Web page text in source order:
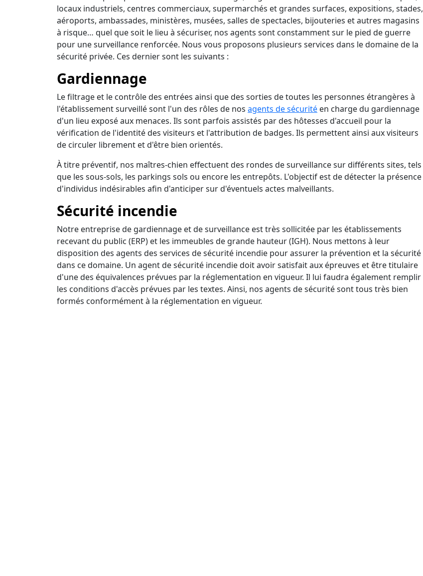
locaux industriels, centres commerciaux, supermarchés et grandes surfaces, expositions, stades,
aéroports, ambassades, ministères, musées, salles de spectacles, bijouteries et autres magasins
à risque… quel que soit le lieu à sécuriser, nos agents sont constamment sur le pied de guerre
pour une surveillance renforcée. Nous vous proposons plusieurs services dans le domaine de la
sécurité privée. Ces dernier sont les suivants :
Gardiennage
Le filtrage et le contrôle des entrées ainsi que des sorties de toutes les personnes étrangères à
l'établissement surveillé sont l'un des rôles de nos agents de sécurité en charge du gardiennage
d'un lieu exposé aux menaces. Ils sont parfois assistés par des hôtesses d'accueil pour la
vérification de l'identité des visiteurs et l'attribution de badges. Ils permettent ainsi aux visiteurs
de circuler librement et d'être bien orientés.
À titre préventif, nos maîtres-chien effectuent des rondes de surveillance sur différents sites, tels
que les sous-sols, les parkings sols ou encore les entrepôts. L'objectif est de détecter la présence
d'individus indésirables afin d'anticiper sur d'éventuels actes malveillants.
Sécurité incendie
Notre entreprise de gardiennage et de surveillance est très sollicitée par les établissements
recevant du public (ERP) et les immeubles de grande hauteur (IGH). Nous mettons à leur
disposition des agents des services de sécurité incendie pour assurer la prévention et la sécurité
dans ce domaine. Un agent de sécurité incendie doit avoir satisfait aux épreuves et être titulaire
d'une des équivalences prévues par la réglementation en vigueur. Il lui faudra également remplir
les conditions d'accès prévues par les textes. Ainsi, nos agents de sécurité sont tous très bien
formés conformément à la réglementation en vigueur.